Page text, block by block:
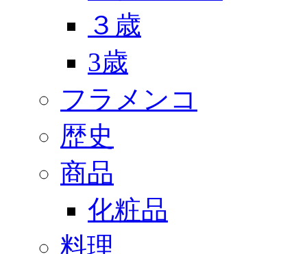
３歳
3歳
フラメンコ
歴史
商品
化粧品
料理